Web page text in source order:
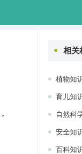
相关
植物知
育儿知
自然科
安全知
百科知